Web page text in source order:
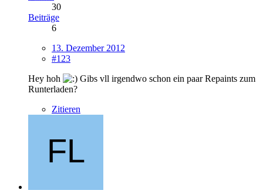
30
Beiträge
6
13. Dezember 2012
#123
Hey hoh
Gibs vll irgendwo schon ein paar Repaints zum
Runterladen?
Zitieren